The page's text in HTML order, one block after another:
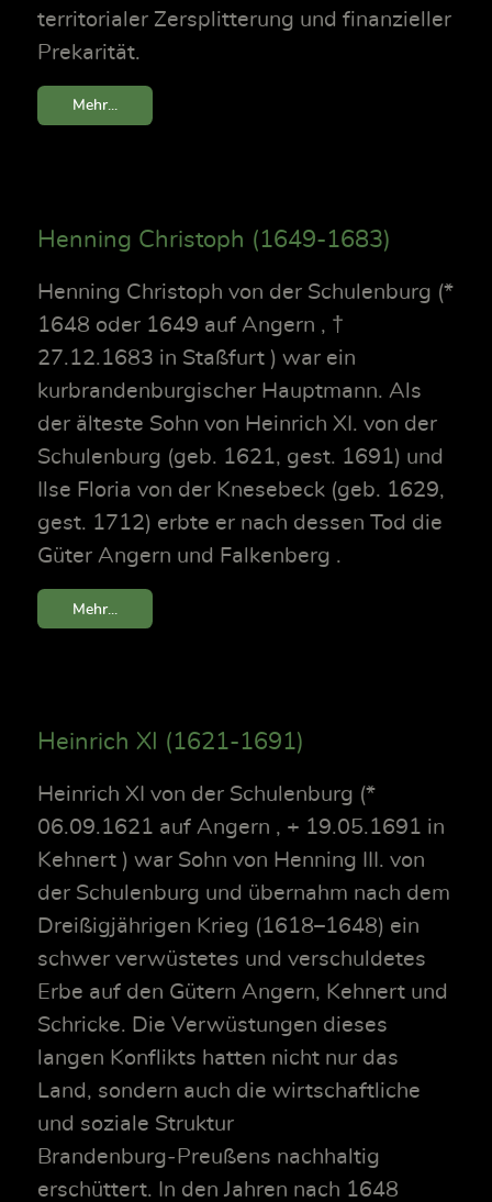
territorialer Zersplitterung und finanzieller
Prekarität.
Mehr...
Henning Christoph (1649-1683)
Henning Christoph von der Schulenburg (*
1648 oder 1649 auf Angern , †
27.12.1683 in Staßfurt ) war ein
kurbrandenburgischer Hauptmann. Als
der älteste Sohn von Heinrich XI. von der
Schulenburg (geb. 1621, gest. 1691) und
Ilse Floria von der Knesebeck (geb. 1629,
gest. 1712) erbte er nach dessen Tod die
Güter Angern und Falkenberg .
Mehr...
Heinrich XI (1621-1691)
Heinrich XI von der Schulenburg (*
06.09.1621 auf Angern , + 19.05.1691 in
Kehnert ) war Sohn von Henning III. von
der Schulenburg und übernahm nach dem
Dreißigjährigen Krieg (1618–1648) ein
schwer verwüstetes und verschuldetes
Erbe auf den Gütern Angern, Kehnert und
Schricke. Die Verwüstungen dieses
langen Konflikts hatten nicht nur das
Land, sondern auch die wirtschaftliche
und soziale Struktur
Brandenburg‑Preußens nachhaltig
erschüttert. In den Jahren nach 1648